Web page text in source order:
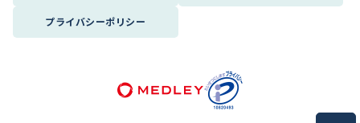
プライバシーポリシー